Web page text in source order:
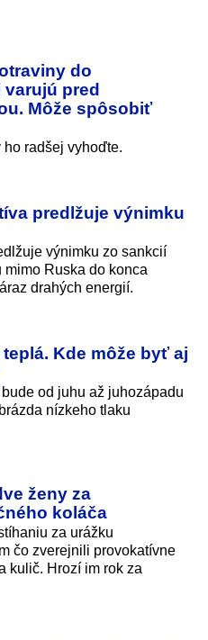
do
pred
Môže spôsobiť
radšej vyhoďte.
predlžuje výnimku
výnimku zo sankcií
Ruska do konca
drahých energií.
Kde môže byť aj
od juhu až juhozápadu
nízkeho tlaku
ženy za
koláča
za urážku
čo zverejnili provokatívne
kulič. Hrozí im rok za